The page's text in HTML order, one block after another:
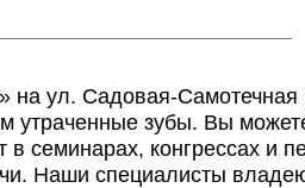
на ул. Садовая-
утраченные зубы. Вы
семинарах, конгрессах и
Наши специалисты